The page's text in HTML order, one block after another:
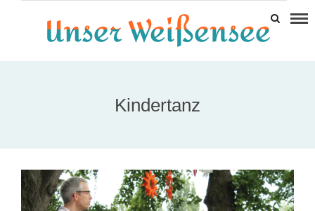
Kindertanz